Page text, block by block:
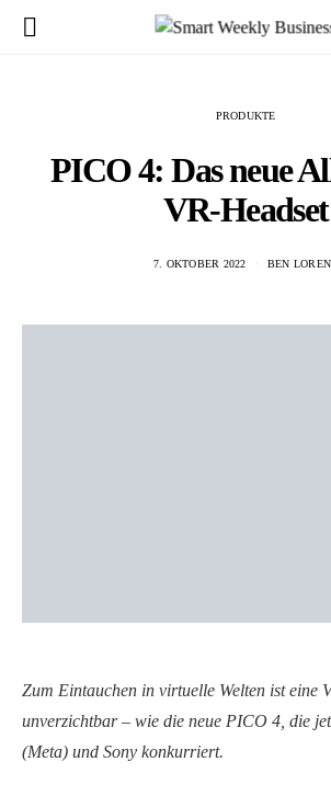
PRODUKTE
PICO 4: Das neue
VR-Headset
7. OKTOBER 2022 BEN
Zum Eintauchen in virtuelle Welten ist eine
unverzichtbar – wie die neue PICO 4, die
(Meta) und Sony konkurriert.